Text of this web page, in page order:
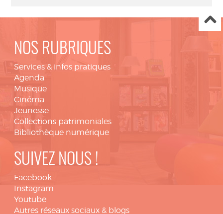
NOS RUBRIQUES
Services & infos pratiques
Agenda
Musique
Cinéma
Jeunesse
Collections patrimoniales
Bibliothèque numérique
SUIVEZ NOUS !
Facebook
Instagram
Youtube
Autres réseaux sociaux & blogs